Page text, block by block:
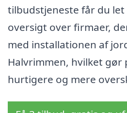
tilbudstjeneste får du
oversigt over firmaer,
med installationen af
Halvrimmen, hvilket gør
hurtigere og mere